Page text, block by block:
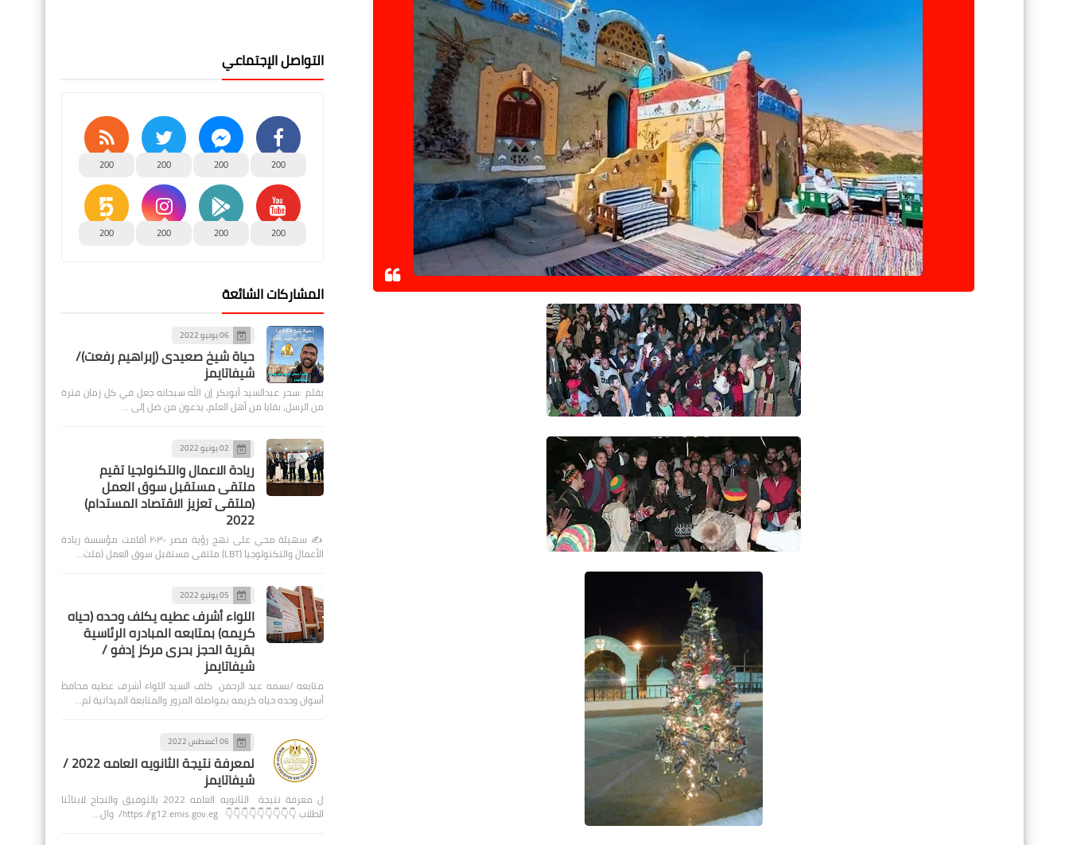
التواصل الإجتماعي
200
200
200
200
200
200
200
200
المشاركات الشائعة
06 يونيو 2022
حياة شيخ صعيدى (إبراهيم رفعت)/
شيفاتايمز
بقلم :سحر عبدالسيد أبوبكر إن الله سبحانه جعل في كل زمان فترة
من الرسل، بقايا من أهل العلم، يدعون من ضل إلى …
02 يونيو 2022
ريادة الاعمال والتكنولجيا تقيم
ملتقى مستقبل سوق العمل
(ملتقى تعزيز الاقتصاد المستدام)
2022
✍️ سهيلة محي على نهج رؤية مصر ٢٠٣٠ أقامت مؤسسة ريادة
الأعمال والتكنولوجيا (LBT) ملتقى مستقبل سوق العمل (ملت…
05 يوليو 2022
اللواء أشرف عطيه يكلف وحده (حياه
كريمه) بمتابعه المبادره الرئاسية
بقرية الحجز بحرى مركز إدفو /
شيفاتايمز
متابعه /بسمه عبد الرحمن كلف السيد اللواء أشرف عطيه محافظ
أسوان وحده حياه كريمه بمواصلة المرور والمتابعة الميدانية لم…
06 أغسطس 2022
لمعرفة نتيجة الثانويه العامه 2022 /
شيفاتايمز
ل معرفة نتيجة الثانويه العامه 2022 بالتوفيق والنجاح لابنائنا
الطلاب 👇👇👇👇👇👇👇👇👇 https://g12.emis.gov.eg/ وال…